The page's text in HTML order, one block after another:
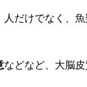
だけでなく、
などなど、大脳